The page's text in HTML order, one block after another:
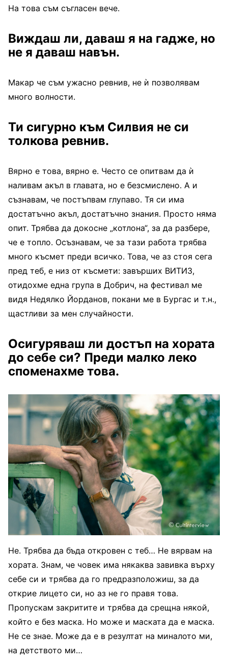
На това съм съгласен вече.
Виждаш ли, даваш я на гадже, но
не я даваш навън.
Макар че съм ужасно ревнив, не ѝ позволявам
много волности.
Ти сигурно към Силвия не си
толкова ревнив.
Вярно е това, вярно е. Често се опитвам да ѝ
наливам акъл в главата, но е безсмислено. А и
съзнавам, че постъпвам глупаво. Тя си има
достатъчно акъл, достатъчно знания. Просто няма
опит. Трябва да докосне „котлона“, за да разбере,
че е топло. Осъзнавам, че за тази работа трябва
много късмет преди всичко. Това, че аз стоя сега
пред теб, е низ от късмети: завърших ВИТИЗ,
отидохме една група в Добрич, на фестивал ме
видя Недялко Йорданов, покани ме в Бургас и т.н.,
щастливи за мен случайности.
Осигуряваш ли достъп на хората
до себе си? Преди малко леко
споменахме това.
Не. Трябва да бъда откровен с теб… Не вярвам на
хората. Знам, че човек има някаква завивка върху
себе си и трябва да го предразположиш, за да
открие лицето си, но аз не го правя това.
Пропускам закритите и трябва да срещна някой,
който е без маска. Но може и маската да е маска.
Не се знае. Може да е в резултат на миналото ми,
на детството ми…